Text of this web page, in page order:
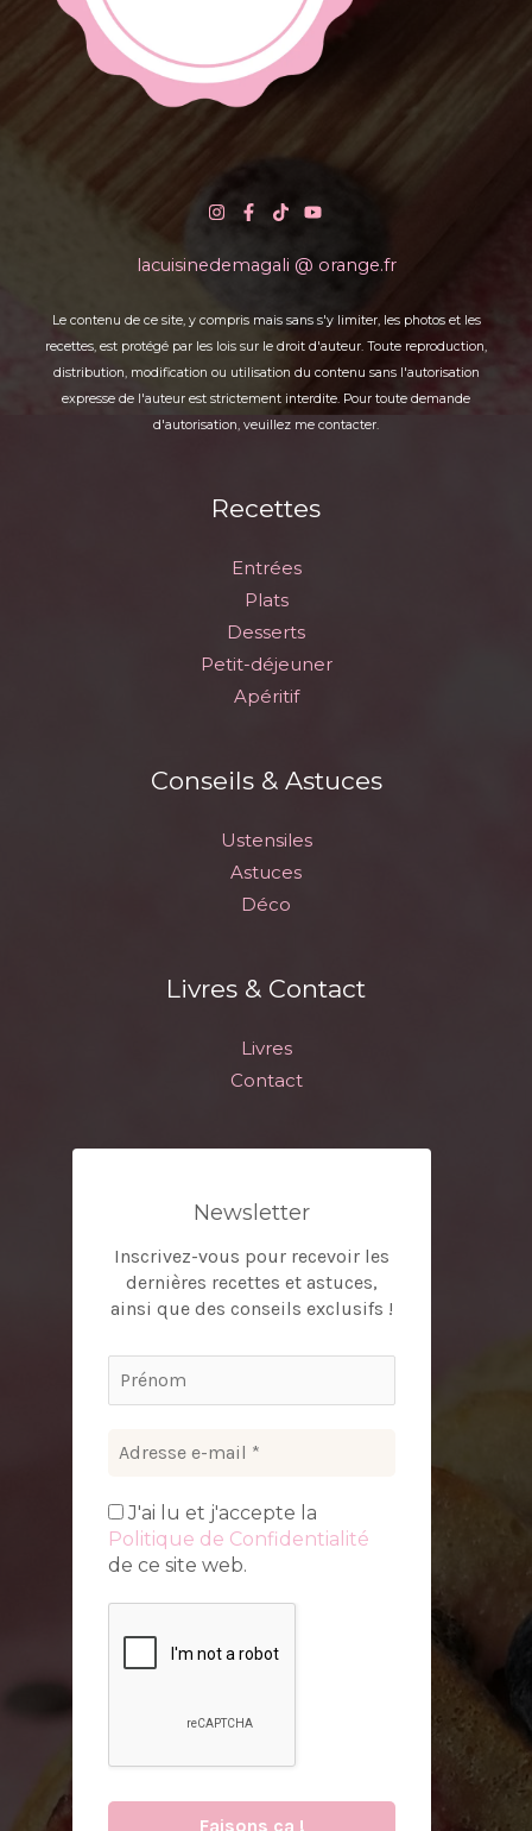
lacuisinedemagali @ orange.fr
Le contenu de ce site, y compris mais sans s'y limiter, les photos et les
recettes, est protégé par les lois sur le droit d'auteur. Toute reproduction,
distribution, modification ou utilisation du contenu sans l'autorisation
expresse de l'auteur est strictement interdite. Pour toute demande
d'autorisation, veuillez me contacter.
Recettes
Entrées
Plats
Desserts
Petit-déjeuner
Apéritif
Conseils & Astuces
Ustensiles
Astuces
Déco
Livres & Contact
Livres
Contact
Newsletter
Inscrivez-vous pour recevoir les
dernières recettes et astuces,
ainsi que des conseils exclusifs !
J'ai lu et j'accepte la
Politique de Confidentialité
de ce site web.